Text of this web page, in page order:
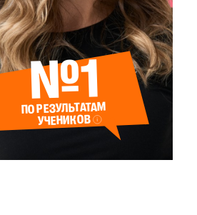
№1
ПО РЕЗУЛЬТАТАМ
УЧЕНИКОВ